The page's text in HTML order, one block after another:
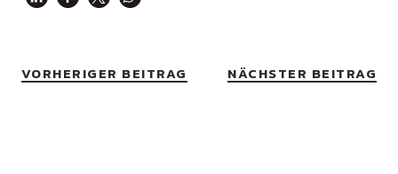
VORHERIGER BEITRAG NÄCHSTER BEITRAG